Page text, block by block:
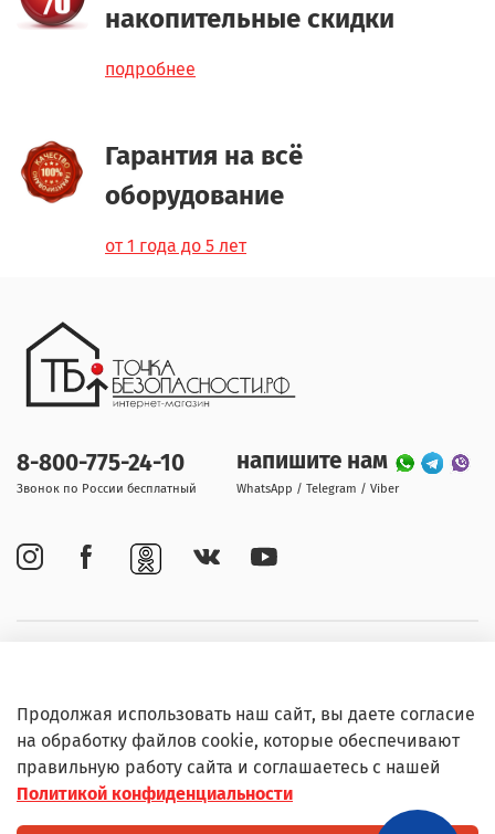
накопительные скидки
подробнее
Гарантия на всё
оборудование
от 1 года до 5 лет
Информация
8-800-775-24-10
Звонок по России бесплатный
напишите нам
WhatsApp / Telegram / Viber
Продолжая использовать наш сайт, вы даете согласие
на обработку файлов cookie, которые обеспечивают
правильную работу сайта и соглашаетесь с нашей
Политикой конфиденциальности